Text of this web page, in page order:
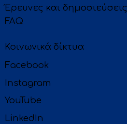
Έρευνες και δημοσιεύσεις
FAQ
Κοινωνικά δίκτυα
Facebook
Instagram
YouTube
LinkedIn